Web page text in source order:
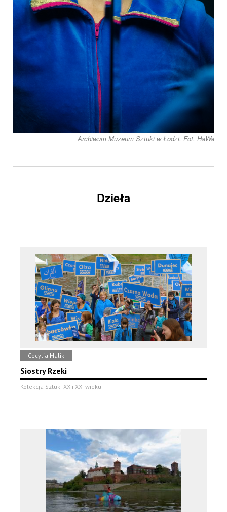
Archiwum Muzeum Sztuki w Łodzi, Fot. HaWa
Dzieła
Cecylia Malik
Siostry Rzeki
Kolekcja Sztuki XX i XXI wieku